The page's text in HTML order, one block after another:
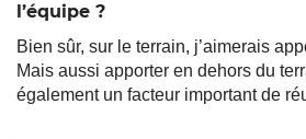
l’équipe ?
Bien sûr, sur le terrain, j’aimerais
Mais aussi apporter en dehors du
également un facteur important de